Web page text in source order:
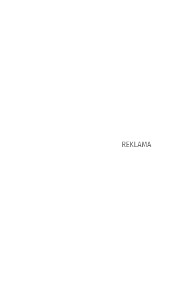
REKLAMA